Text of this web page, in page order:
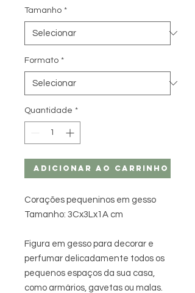
Tamanho *
Formato *
Quantidade *
Adicionar ao carrinho
Corações pequeninos em gesso
Tamanho: 3Cx3Lx1A cm
Figura em gesso para decorar e
perfumar delicadamente todos os
pequenos espaços da sua casa,
como armários, gavetas ou malas.